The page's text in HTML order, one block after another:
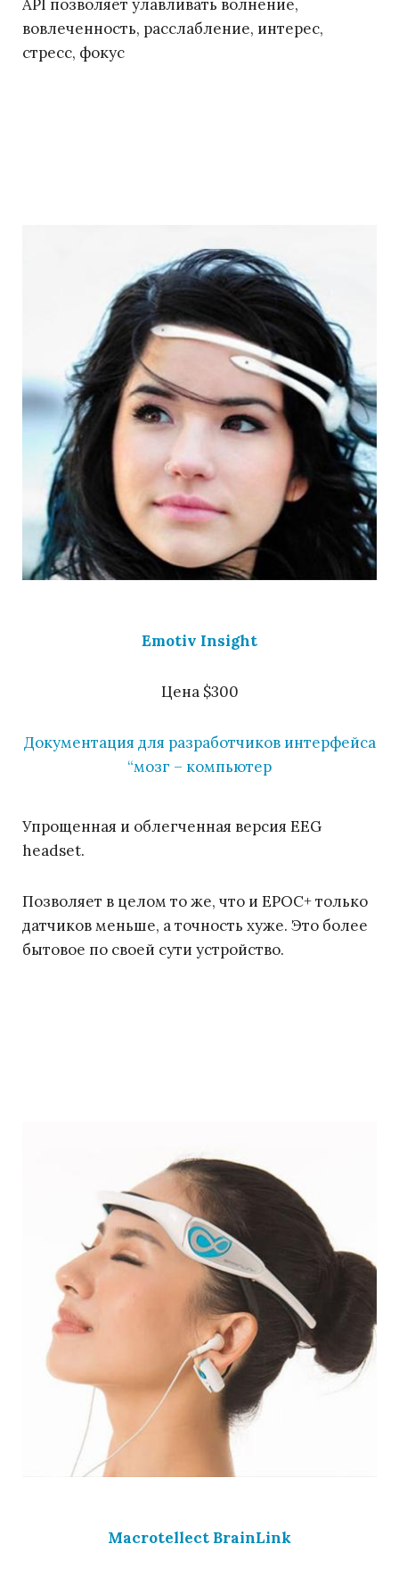
API позволяет улавливать волнение,
вовлеченность, расслабление, интерес,
стресс, фокус
Emotiv Insight
Цена $300
Документация для разработчиков интерфейса
“мозг – компьютер
Упрощенная и облегченная версия EEG
headset.
Позволяет в целом то же, что и EPOC+ только
датчиков меньше, а точность хуже. Это более
бытовое по своей сути устройство.
Macrotellect BrainLink